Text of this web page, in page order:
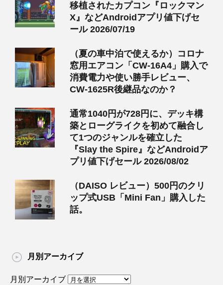
移植されたカプコン『ロックマン
X』などAndroidアプリ値下げセ
ール 2026/07/19
（夏の車中泊で使えるか）コロナ
窓用エアコン「CW-16A4」購入で
消費電力や使い勝手レビュー、
CW-1625R後継品なのか？
通常1040円が728円に、デッキ構
築とローグライクを初めて融合し
て1つのジャンルを確立した
『Slay the Spire』などAndroidア
プリ値下げセール 2026/08/02
（DAISO レビュー）500円のクリ
ップ式USB「Mini Fan」購入した
話。
月別アーカイブ
月別アーカイブ